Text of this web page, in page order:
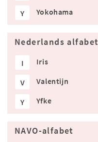
Y Yokohama
Nederlands alfabet
I Iris
V Valentijn
Y Yfke
NAVO-alfabet